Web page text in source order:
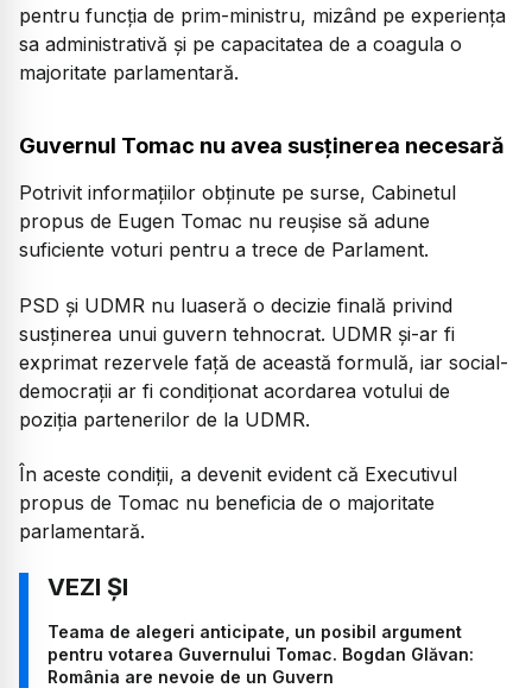
pentru funcția de prim-ministru, mizând pe experiența
sa administrativă și pe capacitatea de a coagula o
majoritate parlamentară.
Guvernul Tomac nu avea susținerea necesară
Potrivit informațiilor obținute pe surse, Cabinetul
propus de Eugen Tomac nu reușise să adune
suficiente voturi pentru a trece de Parlament.
PSD și UDMR nu luaseră o decizie finală privind
susținerea unui guvern tehnocrat. UDMR și-ar fi
exprimat rezervele față de această formulă, iar social-
democrații ar fi condiționat acordarea votului de
poziția partenerilor de la UDMR.
În aceste condiții, a devenit evident că Executivul
propus de Tomac nu beneficia de o majoritate
parlamentară.
Teama de alegeri anticipate, un posibil argument
pentru votarea Guvernului Tomac. Bogdan Glăvan:
România are nevoie de un Guvern